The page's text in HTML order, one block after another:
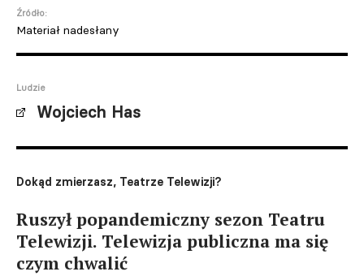
Źródło:
Materiał nadesłany
Ludzie
Wojciech Has
Dokąd zmierzasz, Teatrze Telewizji?
Ruszył popandemiczny sezon Teatru
Telewizji. Telewizja publiczna ma się
czym chwalić